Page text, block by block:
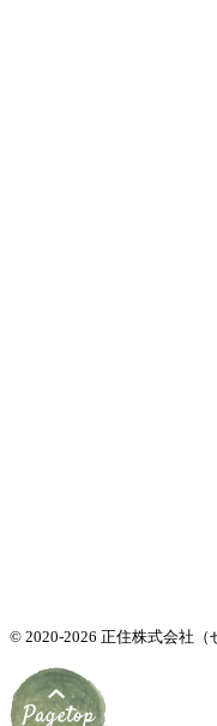
© 2020-2026 正住株式会社（